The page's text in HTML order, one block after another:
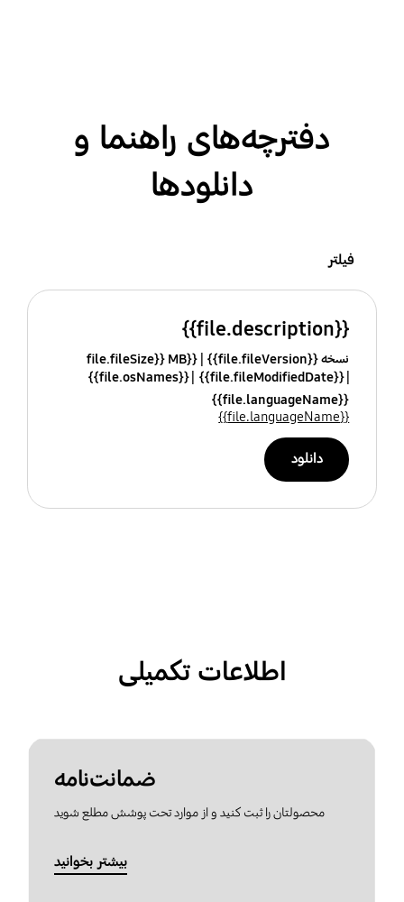
دفترچه‌های راهنما و
دانلودها
فیلتر
{{file.description}}
نسخه {{file.fileVersion}}
{{file.fileSize}} MB
{{file.fileModifiedDate}}
{{file.osNames}}
{{file.languageName}}
{{file.languageName}}
دانلود
اطلاعات تکمیلی
ضمانت‌نامه
محصولتان را ثبت کنید و از موارد تحت پوشش مطلع شوید
بیشتر بخوانید